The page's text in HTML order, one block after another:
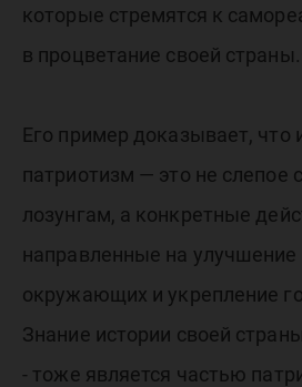
которые стремятся к
в процветание своей
Его пример доказывает, что
патриотизм — это не слепое
лозунгам, а конкретные
направленные на
окружающих и укрепление
Знание истории своей
- тоже является частью